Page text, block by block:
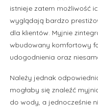
istnieje zatem możliwość
wyglądają bardzo
dla klientów. Myjnie
wbudowany komfortowy
udogodnienia oraz
Należy jednak
mogłaby się znaleźć
do wody, a jednocześnie